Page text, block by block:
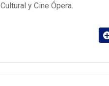
Cultural y Cine Ópera.